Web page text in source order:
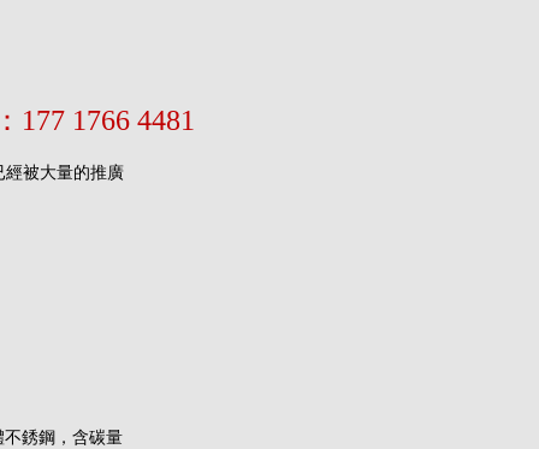
1766 4481
經被大量的推廣
銹鋼，含碳量